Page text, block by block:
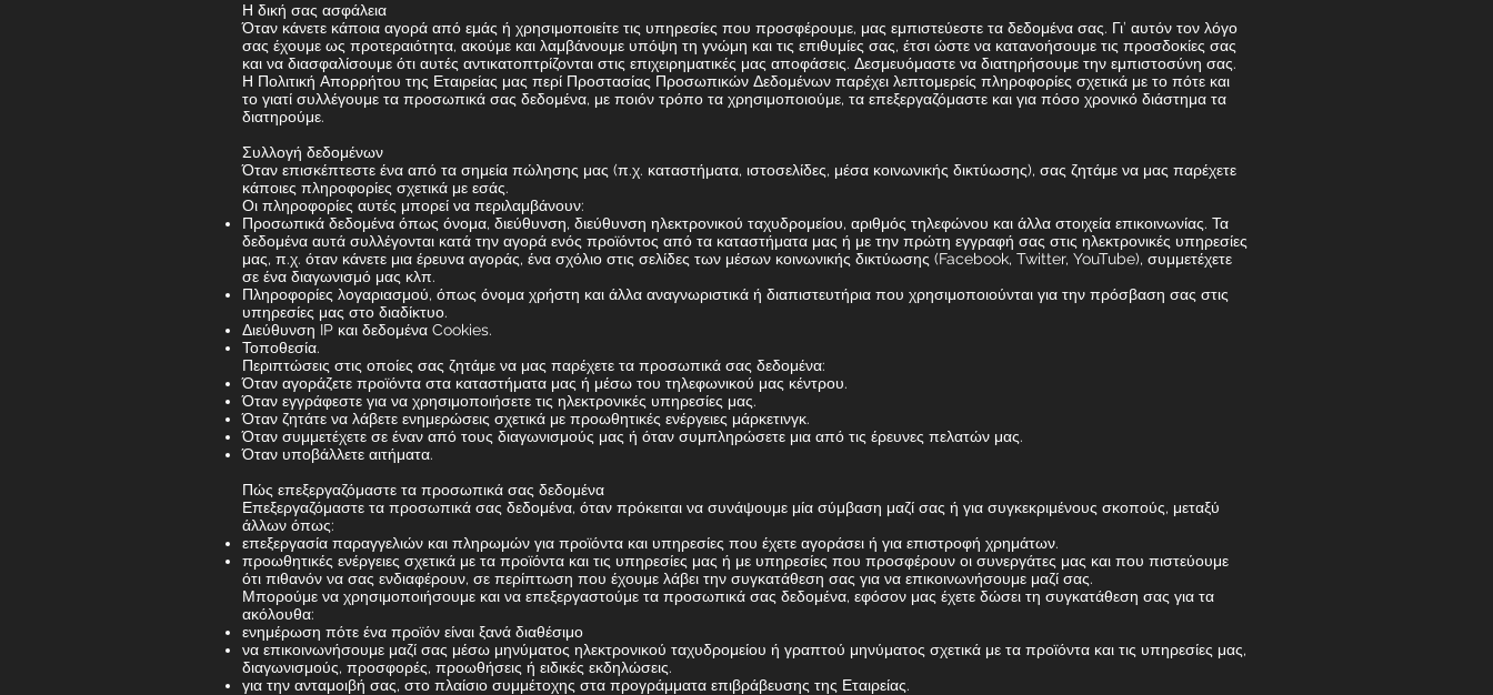
Η δική σας ασφάλεια
Όταν κάνετε κάποια αγορά από εμάς ή χρησιμοποιείτε τις υπηρεσίες που προσφέρουμε, μας εμπιστεύεστε τα δεδομένα σας. Γι’ αυτόν τον λόγο
σας έχουμε ως προτεραιότητα, ακούμε και λαμβάνουμε υπόψη τη γνώμη και τις επιθυμίες σας, έτσι ώστε να κατανοήσουμε τις προσδοκίες σας
και να διασφαλίσουμε ότι αυτές αντικατοπτρίζονται στις επιχειρηματικές μας αποφάσεις. Δεσμευόμαστε να διατηρήσουμε την εμπιστοσύνη σας.
Η Πολιτική Απορρήτου της Εταιρείας μας περί Προστασίας Προσωπικών Δεδομένων παρέχει λεπτομερείς πληροφορίες σχετικά με το πότε και
το γιατί συλλέγουμε τα προσωπικά σας δεδομένα, με ποιόν τρόπο τα χρησιμοποιούμε, τα επεξεργαζόμαστε και για πόσο χρονικό διάστημα τα
διατηρούμε.
Συλλογή δεδομένων
Όταν επισκέπτεστε ένα από τα σημεία πώλησης μας (π.χ. καταστήματα, ιστοσελίδες, μέσα κοινωνικής δικτύωσης), σας ζητάμε να μας παρέχετε
κάποιες πληροφορίες σχετικά με εσάς.
Οι πληροφορίες αυτές μπορεί να περιλαμβάνουν:
Προσωπικά δεδομένα όπως όνομα, διεύθυνση, διεύθυνση ηλεκτρονικού ταχυδρομείου, αριθμός τηλεφώνου και άλλα στοιχεία επικοινωνίας. Τα
δεδομένα αυτά συλλέγονται κατά την αγορά ενός προϊόντος από τα καταστήματα μας ή με την πρώτη εγγραφή σας στις ηλεκτρονικές υπηρεσίες
μας, π.χ. όταν κάνετε μια έρευνα αγοράς, ένα σχόλιο στις σελίδες των μέσων κοινωνικής δικτύωσης (Facebook, Twitter, YouTube), συμμετέχετε
σε ένα διαγωνισμό μας κλπ.
Πληροφορίες λογαριασμού, όπως όνομα χρήστη και άλλα αναγνωριστικά ή διαπιστευτήρια που χρησιμοποιούνται για την πρόσβαση σας στις
υπηρεσίες μας στο διαδίκτυο.
Διεύθυνση IP και δεδομένα Cookies.
Τοποθεσία.
Περιπτώσεις στις οποίες σας ζητάμε να μας παρέχετε τα προσωπικά σας δεδομένα:
Όταν αγοράζετε προϊόντα στα καταστήματα μας ή μέσω του τηλεφωνικού μας κέντρου.
Όταν εγγράφεστε για να χρησιμοποιήσετε τις ηλεκτρονικές υπηρεσίες μας.
Όταν ζητάτε να λάβετε ενημερώσεις σχετικά με προωθητικές ενέργειες μάρκετινγκ.
Όταν συμμετέχετε σε έναν από τους διαγωνισμούς μας ή όταν συμπληρώσετε μια από τις έρευνες πελατών μας.
Όταν υποβάλλετε αιτήματα.
Πώς επεξεργαζόμαστε τα προσωπικά σας δεδομένα
Επεξεργαζόμαστε τα προσωπικά σας δεδομένα, όταν πρόκειται να συνάψουμε μία σύμβαση μαζί σας ή για συγκεκριμένους σκοπούς, μεταξύ
άλλων όπως:
επεξεργασία παραγγελιών και πληρωμών για προϊόντα και υπηρεσίες που έχετε αγοράσει ή για επιστροφή χρημάτων.
προωθητικές ενέργειες σχετικά με τα προϊόντα και τις υπηρεσίες μας ή με υπηρεσίες που προσφέρουν οι συνεργάτες μας και που πιστεύουμε
ότι πιθανόν να σας ενδιαφέρουν, σε περίπτωση που έχουμε λάβει την συγκατάθεση σας για να επικοινωνήσουμε μαζί σας.
Μπορούμε να χρησιμοποιήσουμε και να επεξεργαστούμε τα προσωπικά σας δεδομένα, εφόσον μας έχετε δώσει τη συγκατάθεση σας για τα
ακόλουθα:
ενημέρωση πότε ένα προϊόν είναι ξανά διαθέσιμο
να επικοινωνήσουμε μαζί σας μέσω μηνύματος ηλεκτρονικού ταχυδρομείου ή γραπτού μηνύματος σχετικά με τα προϊόντα και τις υπηρεσίες μας,
διαγωνισμούς, προσφορές, προωθήσεις ή ειδικές εκδηλώσεις.
για την ανταμοιβή σας, στο πλαίσιο συμμέτοχης στα προγράμματα επιβράβευσης της Εταιρείας.